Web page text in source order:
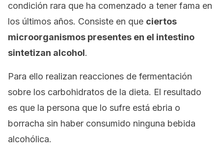
condición rara que ha comenzado a tener fama en
los últimos años. Consiste en que ciertos
microorganismos presentes en el intestino
sintetizan alcohol.
Para ello realizan reacciones de fermentación
sobre los carbohidratos de la dieta. El resultado
es que la persona que lo sufre está ebria o
borracha sin haber consumido ninguna bebida
alcohólica.